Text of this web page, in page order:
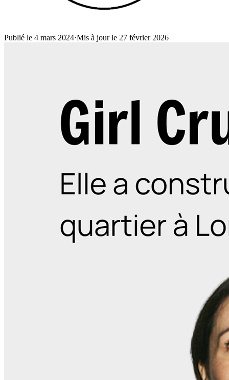
Publié le 4 mars 2024·Mis à jour le 27 février 2026